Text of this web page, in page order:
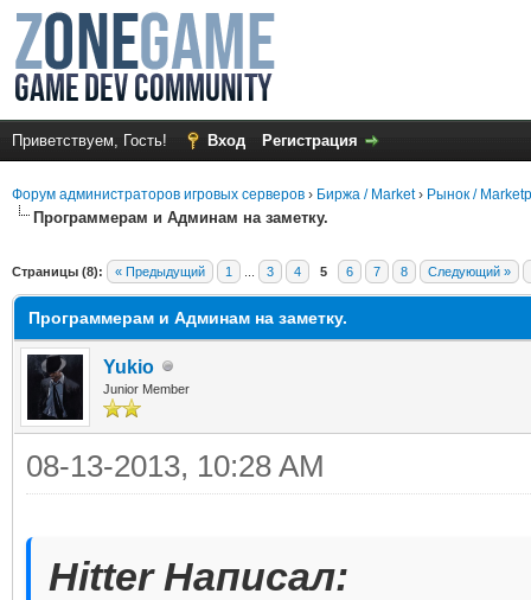
Приветствуем, Гость! Вход Регистрация
Форум администраторов игровых серверов › Биржа / Market› Рынок /
Программерам и Админам на заметку.
Страницы (8): « Предыдущий 1 3 4 5 6 7 8 Следующий »
Программерам и Админам на заметку.
Yukio
Junior Member
08-13-2013, 10:28 AM
Hitter Написал: